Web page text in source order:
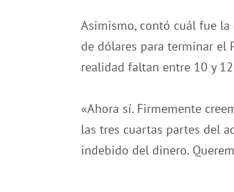
Asimismo, contó cuál fue
de dólares para terminar el
realidad faltan entre 10 y
«Ahora sí. Firmemente
las tres cuartas partes del
indebido del dinero.